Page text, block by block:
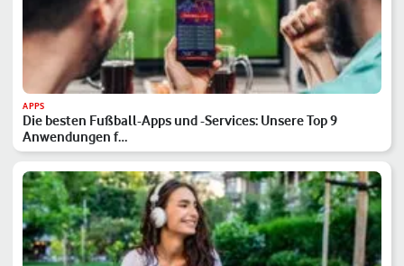
APPS
Die besten Fußball-Apps und -Services: Unsere Top 9
Anwendungen f…